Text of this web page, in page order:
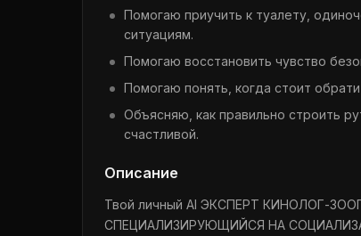
Помогаю приучить к туалету,
ситуациям.
Помогаю восстановить чувство
Помогаю понять, когда стоит
Объясняю, как правильно строить
счастливой.
Описание
Твой личный AI ЭКСПЕРТ КИНОЛОГ-
СПЕЦИАЛИЗИРУЮЩИЙСЯ НА